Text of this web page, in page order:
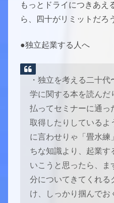
もっとドライにつきあえ
ら、四十がリミットだろ
●独立起業する人へ
・独立を考える二十
学に関する本を読んだ
払ってセミナーに通っ
取得したりしているよ
に言わせりゃ「畳水練
ちな知識より、起業す
いこうと思ったら、ま
分についてきてくれる
け、しっかり掴んでお